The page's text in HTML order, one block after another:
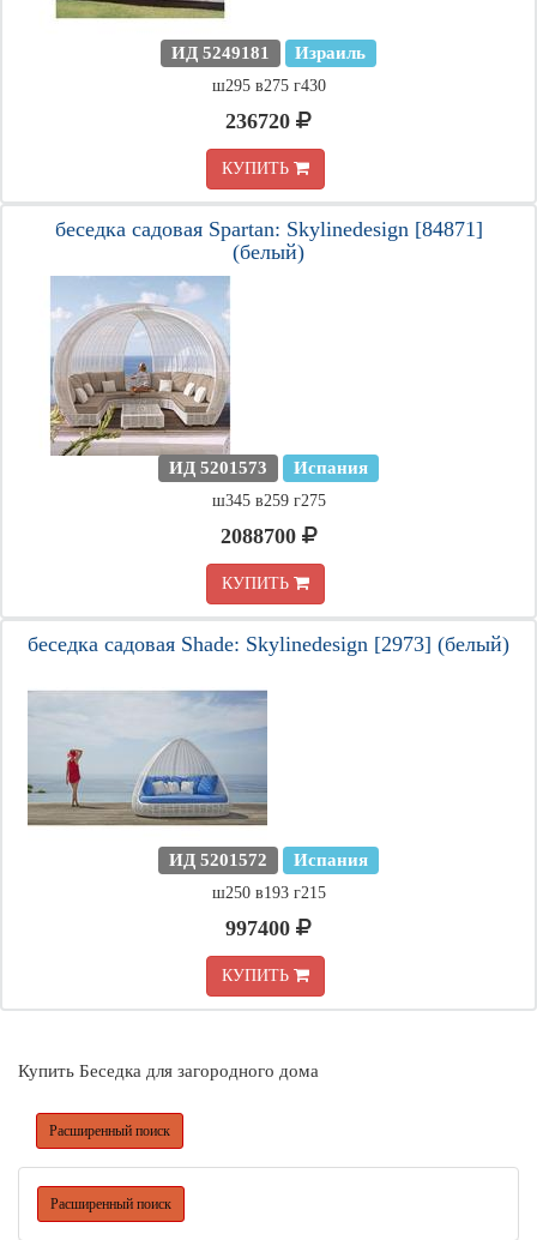
ИД 5249181 Израиль
ш295 в275 г430
236720
КУПИТЬ
беседка садовая Spartan: Skylinedesign [84871]
(белый)
ИД 5201573 Испания
ш345 в259 г275
2088700
КУПИТЬ
беседка садовая Shade: Skylinedesign [2973] (белый)
ИД 5201572 Испания
ш250 в193 г215
997400
КУПИТЬ
Купить Беседка для загородного дома
Расширенный поиск
Расширенный поиск